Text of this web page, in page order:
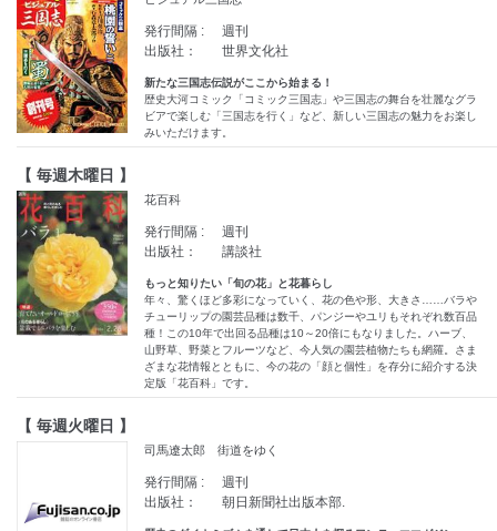
発行間隔 :
週刊
出版社：
世界文化社
新たな三国志伝説がここから始まる！
歴史大河コミック「コミック三国志」や三国志の舞台を壮麗なグラ
ビアで楽しむ「三国志を行く」など、新しい三国志の魅力をお楽し
みいただけます。
【 毎週木曜日 】
花百科
発行間隔 :
週刊
出版社：
講談社
もっと知りたい「旬の花」と花暮らし
年々、驚くほど多彩になっていく、花の色や形、大きさ……バラや
チューリップの園芸品種は数千、パンジーやユリもそれぞれ数百品
種！この10年で出回る品種は10～20倍にもなりました。ハーブ、
山野草、野菜とフルーツなど、今人気の園芸植物たちも網羅。さま
ざまな花情報とともに、今の花の「顔と個性」を存分に紹介する決
定版「花百科」です。
【 毎週火曜日 】
司馬遼太郎 街道をゆく
発行間隔 :
週刊
出版社：
朝日新聞社出版本部.